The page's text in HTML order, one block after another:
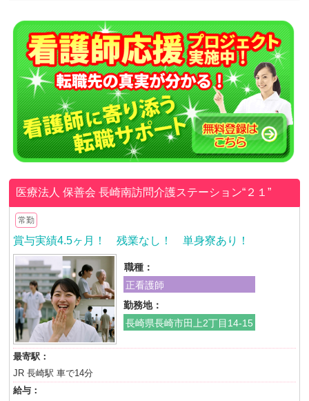
医療法人 保善会長崎南訪問介護ステーション“２１”
常勤
賞与実績4.5ヶ月！ 残業なし！ 単身寮あり！
職種：
正看護師
勤務地：
長崎県長崎市田上2丁目14-15
最寄駅：
JR 長崎駅 車で14分
給与：